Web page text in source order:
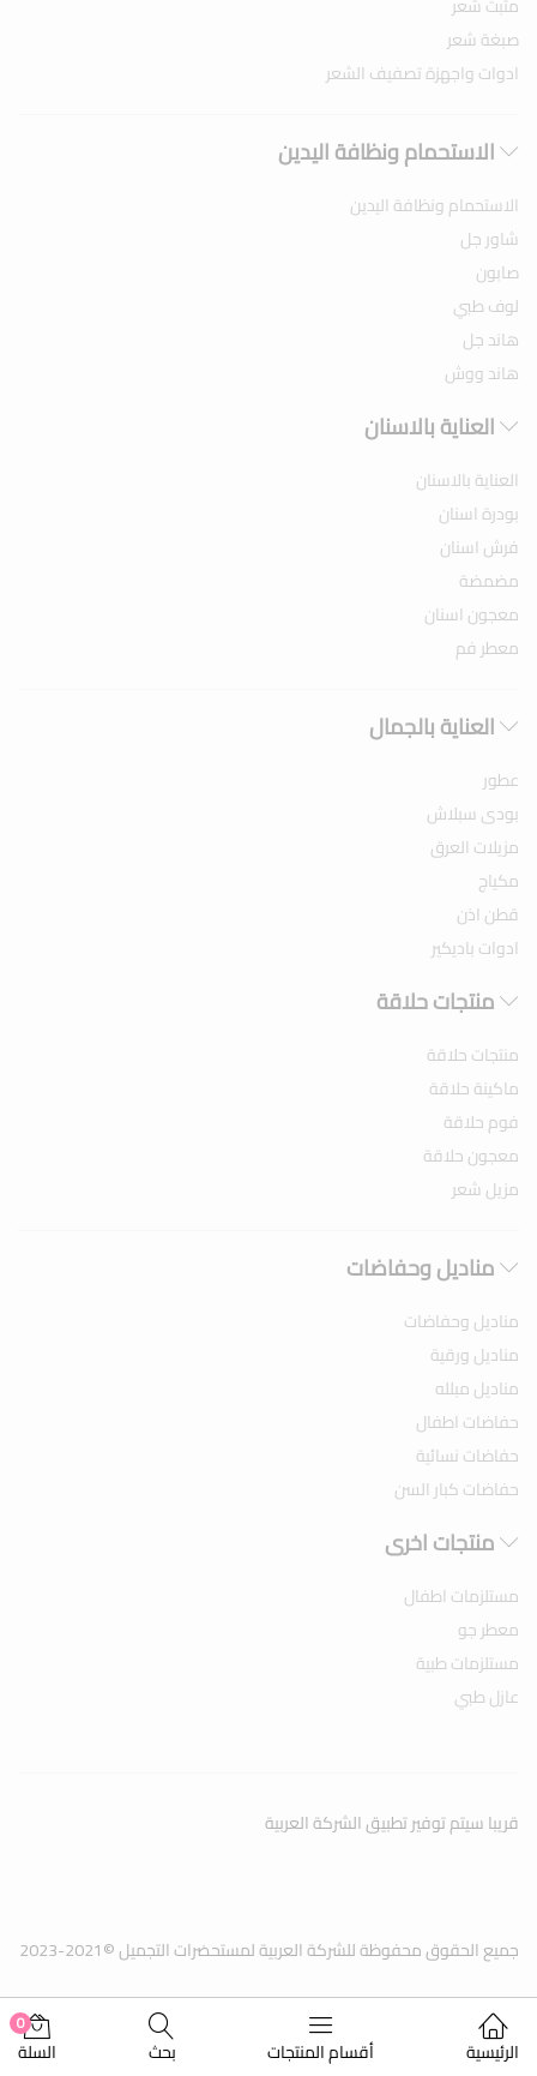
صبغة شعر
ادوات واجهزة تصفيف الشعر
الاستحمام ونظافة اليدين
الاستحمام ونظافة اليدين
شاور جل
صابون
لوف طبي
هاند جل
هاند ووش
العناية بالاسنان
العناية بالاسنان
بودرة اسنان
فرش اسنان
مضمضة
معجون اسنان
معطر فم
العناية بالجمال
عطور
بودى سبلاش
مزيلات العرق
مكياج
قطن اذن
ادوات باديكير
منتجات حلاقة
منتجات حلاقة
ماكينة حلاقة
فوم حلاقة
معجون حلاقة
مزيل شعر
مناديل وحفاضات
مناديل وحفاضات
مناديل ورقية
مناديل مبلله
حفاضات اطفال
حفاضات نسائية
حفاضات كبار السن
منتجات اخرى
مستلزمات اطفال
معطر جو
مستلزمات طبية
عازل طبي
جميع الحقوق محفوظة للشركة العربية لمستحضرات التجميل ©2021-2023
قريبا سيتم توفير تطبيق الشركة العربية
الرئيسية أقسام المنتجات بحث
0
السلة